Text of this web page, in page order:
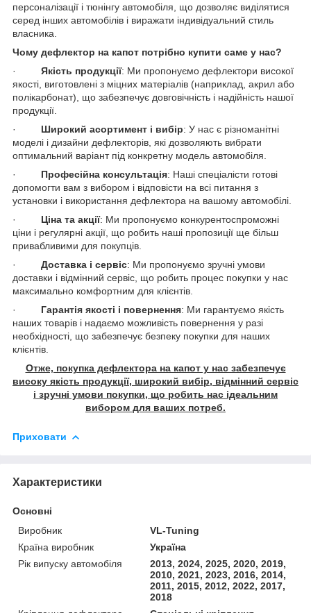
персоналізації і тюнінгу автомобіля, що дозволяє виділятися
серед інших автомобілів і виражати індивідуальний стиль
власника.
Чому дефлектор на капот потрібно купити саме у нас?
· Якість продукції: Ми пропонуємо дефлектори високої
якості, виготовлені з міцних матеріалів (наприклад, акрил або
полікарбонат), що забезпечує довговічність і надійність нашої
продукції.
· Широкий асортимент і вибір: У нас є різноманітні
моделі і дизайни дефлекторів, які дозволяють вибрати
оптимальний варіант під конкретну модель автомобіля.
· Професійна консультація: Наші спеціалісти готові
допомогти вам з вибором і відповісти на всі питання з
установки і використання дефлектора на вашому автомобілі.
· Ціна та акції: Ми пропонуємо конкурентоспроможні
ціни і регулярні акції, що робить наші пропозиції ще більш
привабливими для покупців.
· Доставка і сервіс: Ми пропонуємо зручні умови
доставки і відмінний сервіс, що робить процес покупки у нас
максимально комфортним для клієнтів.
· Гарантія якості і повернення: Ми гарантуємо якість
наших товарів і надаємо можливість повернення у разі
необхідності, що забезпечує безпеку покупки для наших
клієнтів.
Отже, покупка дефлектора на капот у нас забезпечує
високу якість продукції, широкий вибір, відмінний сервіс
і зручні умови покупки, що робить нас ідеальним
вибором для ваших потреб.
Приховати
Характеристики
Основні
Виробник
VL-Tuning
Країна виробник
Україна
Рік випуску автомобіля
2013, 2024, 2025, 2020, 2019,
2010, 2021, 2023, 2016, 2014,
2011, 2015, 2012, 2022, 2017,
2018